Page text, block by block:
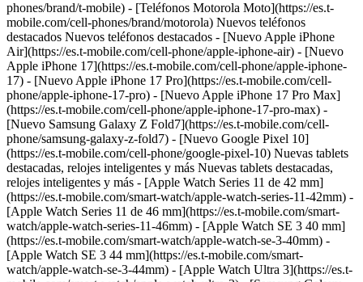
phones/brand/t-mobile) - [Teléfonos Motorola Moto](https://es.t-
mobile.com/cell-phones/brand/motorola) Nuevos teléfonos
destacados Nuevos teléfonos destacados - [Nuevo Apple iPhone
Air](https://es.t-mobile.com/cell-phone/apple-iphone-air) - [Nuevo
Apple iPhone 17](https://es.t-mobile.com/cell-phone/apple-iphone-
17) - [Nuevo Apple iPhone 17 Pro](https://es.t-mobile.com/cell-
phone/apple-iphone-17-pro) - [Nuevo Apple iPhone 17 Pro Max]
(https://es.t-mobile.com/cell-phone/apple-iphone-17-pro-max) -
[Nuevo Samsung Galaxy Z Fold7](https://es.t-mobile.com/cell-
phone/samsung-galaxy-z-fold7) - [Nuevo Google Pixel 10]
(https://es.t-mobile.com/cell-phone/google-pixel-10) Nuevas tablets
destacadas, relojes inteligentes y más Nuevas tablets destacadas,
relojes inteligentes y más - [Apple Watch Series 11 de 42 mm]
(https://es.t-mobile.com/smart-watch/apple-watch-series-11-42mm) -
[Apple Watch Series 11 de 46 mm](https://es.t-mobile.com/smart-
watch/apple-watch-series-11-46mm) - [Apple Watch SE 3 40 mm]
(https://es.t-mobile.com/smart-watch/apple-watch-se-3-40mm) -
[Apple Watch SE 3 44 mm](https://es.t-mobile.com/smart-
watch/apple-watch-se-3-44mm) - [Apple Watch Ultra 3](https://es.t-